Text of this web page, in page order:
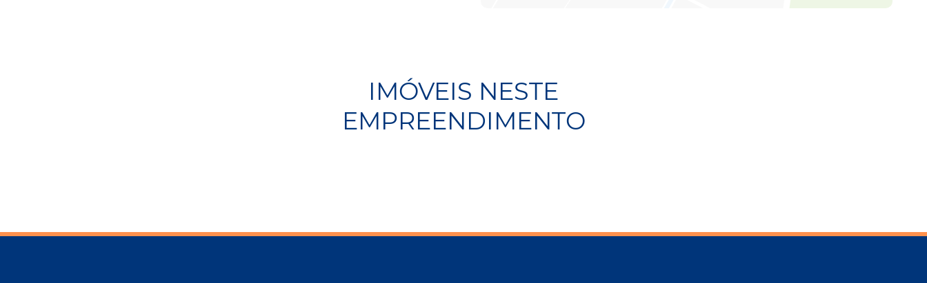
IMÓVEIS NESTE
EMPREENDIMENTO